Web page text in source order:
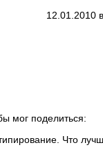
12.01.2010
мог поделиться:
Что